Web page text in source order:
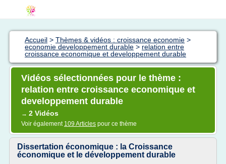
Accueil > Thèmes & vidéos : croissance economie >
economie developpement durable > relation entre
croissance economique et developpement durable
Vidéos sélectionnées pour le thème :
relation entre croissance economique et
developpement durable
→ 2 Vidéos
Voir également 109 Articles pour ce thème
Dissertation économique : la Croissance
économique et le développement durable